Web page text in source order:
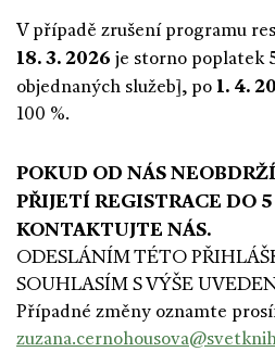
V případě zrušení programu
18. 3. 2026 je storno poplatek
objednaných služeb], po 1. 4.
100 %.
POKUD OD NÁS
PŘIJETÍ REGISTRACE DO
KONTAKTUJTE NÁS.
ODESLÁNÍM TÉTO
SOUHLASÍM S VÝŠE
Případné změny oznamte